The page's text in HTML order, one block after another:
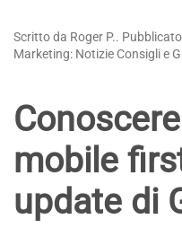
Scritto da Roger P..
Marketing: Notizie Consigli e
mobile
update di